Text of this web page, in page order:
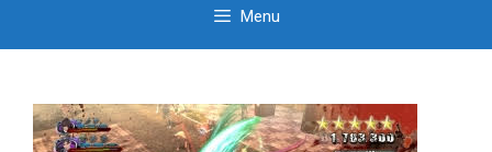
Menu